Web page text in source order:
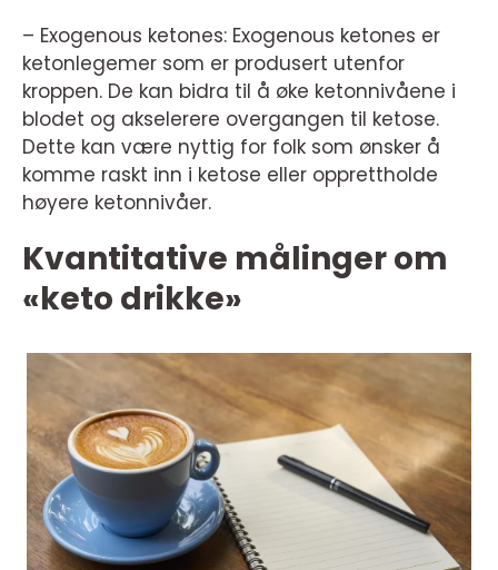
– Exogenous ketones: Exogenous ketones er
ketonlegemer som er produsert utenfor
kroppen. De kan bidra til å øke ketonnivåene i
blodet og akselerere overgangen til ketose.
Dette kan være nyttig for folk som ønsker å
komme raskt inn i ketose eller opprettholde
høyere ketonnivåer.
Kvantitative målinger om
«keto drikke»